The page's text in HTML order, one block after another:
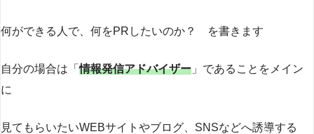
何ができる人で、何をPRしたいのか？ を書きます
自分の場合は「情報発信アドバイザー 」であることをメイン
に
見てもらいたいWEBサイトやブログ、SNSなどへ誘導する